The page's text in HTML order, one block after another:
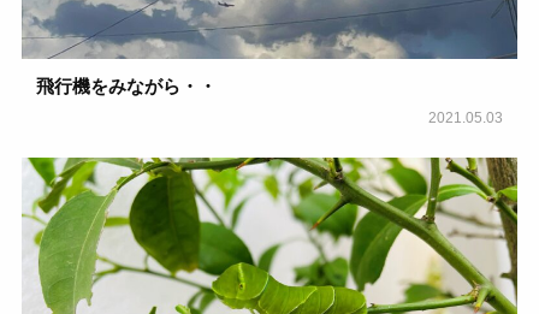
飛行機をみながら・・
2021.05.03